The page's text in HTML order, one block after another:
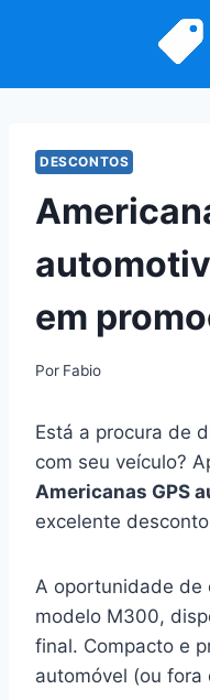
DESCONTOS
em
Por Fabio
Está a procura de
com seu veículo?
Americanas GPS
excelente
A oportunidade de
modelo M300,
final. Compacto e
automóvel (ou fora